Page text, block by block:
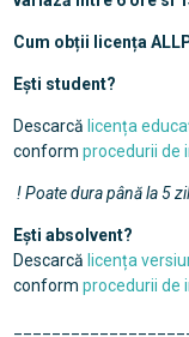
Cum obții licența
Ești student?
Descarcă licența
conform procedurii de
! Poate dura până la 5
Ești absolvent?
Descarcă licența
conform procedurii de